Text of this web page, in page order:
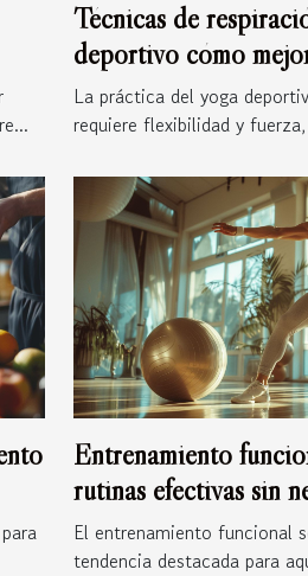
Técnicas de
deportivo cómo
rendimiento y la
La práctica del yoga
requiere flexibilidad y
Entrenamiento
rutinas efectivas sin
equipamiento
El entrenamiento funcional
tendencia destacada para